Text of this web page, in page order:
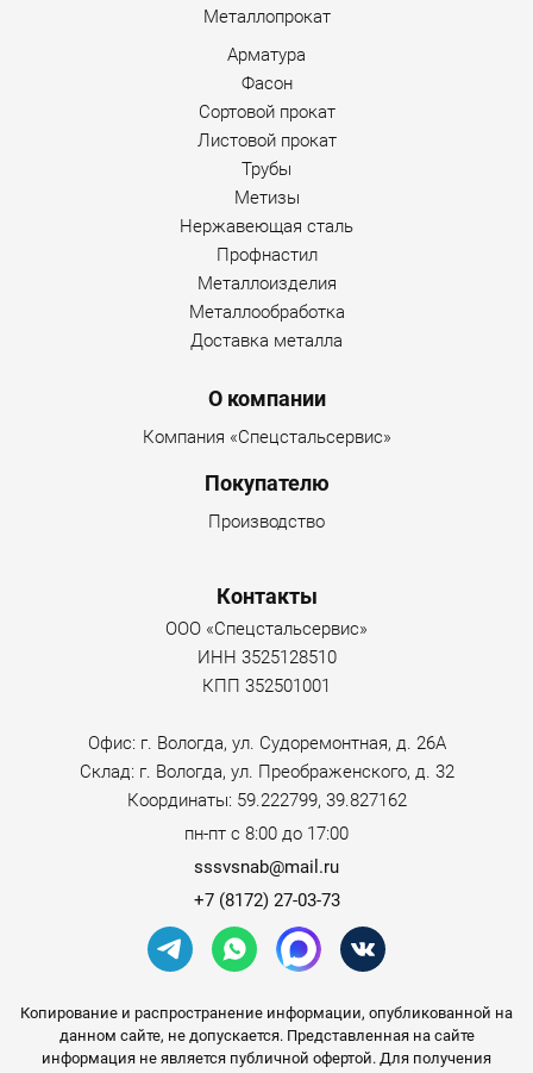
Металлопрокат
Арматура
Фасон
Сортовой прокат
Листовой прокат
Трубы
Метизы
Нержавеющая сталь
Профнастил
Металлоизделия
Металлообработка
Доставка металла
О компании
Компания «Спецстальсервис»
Покупателю
Производство
Контакты
ООО «Спецстальсервис»
ИНН 3525128510
КПП 352501001
Офис: г. Вологда, ул. Судоремонтная, д. 26А
Склад: г. Вологда, ул. Преображенского, д. 32
Координаты: 59.222799, 39.827162
пн-пт с 8:00 до 17:00
sssvsnab@mail.ru
+7 (8172) 27-03-73
Копирование и распространение информации, опубликованной на
данном сайте, не допускается. Представленная на сайте
информация не является публичной офертой. Для получения